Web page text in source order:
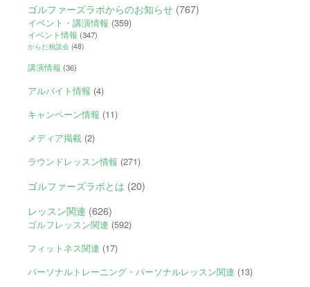
ゴルファーズラボからのお知らせ(767)
イベント・講演情報 (359)
イベント情報 (347)
からだ相談会(48)
講演情報 (36)
アルバイト情報 (4)
キャンペーン情報 (11)
メディア掲載(2)
ラウンドレッスン情報 (271)
ゴルファーズラボとは (20)
レッスン関連 (626)
ゴルフレッスン関連 (592)
フィットネス関連 (17)
パーソナルトレーニング・パーソナルレッスン関連 (13)